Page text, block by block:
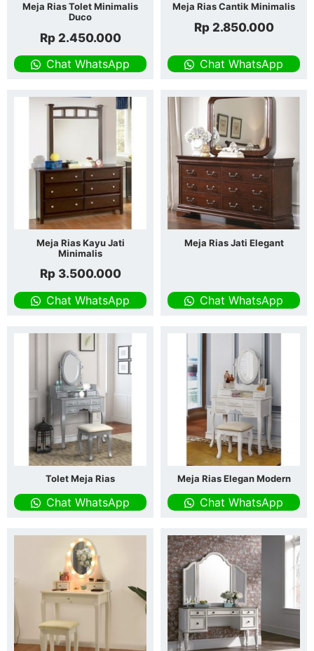
Meja Rias Tolet Minimalis
Duco
Rp2.450.000
Chat WhatsApp
Meja Rias Cantik Minimalis
Rp2.850.000
Chat WhatsApp
Meja Rias Kayu Jati
Minimalis
Rp3.500.000
Chat WhatsApp
Meja Rias Jati Elegant
Chat WhatsApp
Tolet Meja Rias
Chat WhatsApp
Meja Rias Elegan Modern
Chat WhatsApp